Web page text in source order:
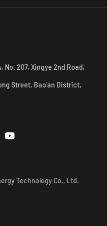
No. 207, Xingye 2nd Road,
Street, Bao'an District,

Technology Co., Ltd.